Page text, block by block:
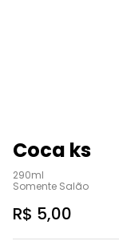
Coca ks
290ml
Somente Salão
R$ 5,00